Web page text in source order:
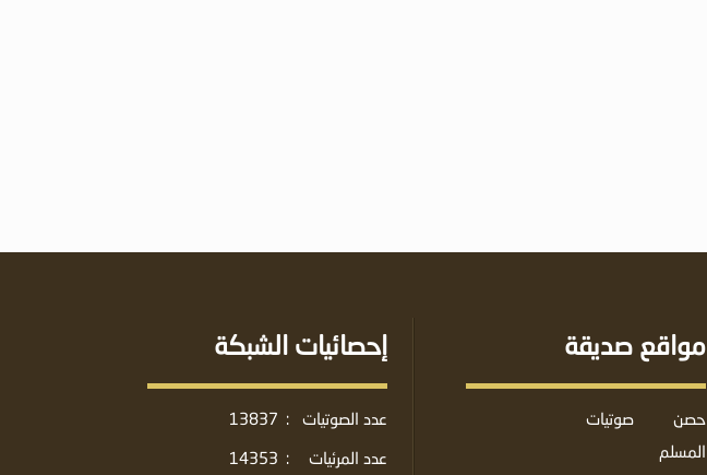
مواقع صديقة
حصن
المسلم
صوتيات
إحصائيات الشبكة
عدد الصوتيات :
13837
عدد المرئيات
:
14353